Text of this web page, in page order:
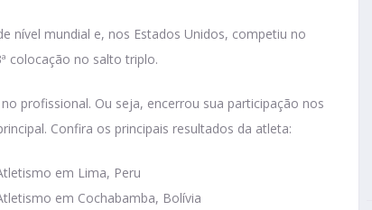
nível mundial e, nos Estados Unidos, competiu no
colocação no salto triplo.
profissional. Ou seja, encerrou sua participação nos
Confira os principais resultados da atleta:
em Lima, Peru
em Cochabamba, Bolívia